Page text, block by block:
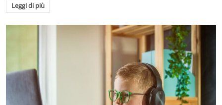
Leggi di più